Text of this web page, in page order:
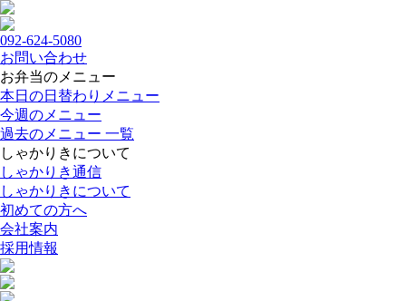
092-624-5080
お問い合わせ
お弁当のメニュー
本日の日替わりメニュー
今週のメニュー
過去のメニュー 一覧
しゃかりきについて
しゃかりき通信
しゃかりきについて
初めての方へ
会社案内
採用情報